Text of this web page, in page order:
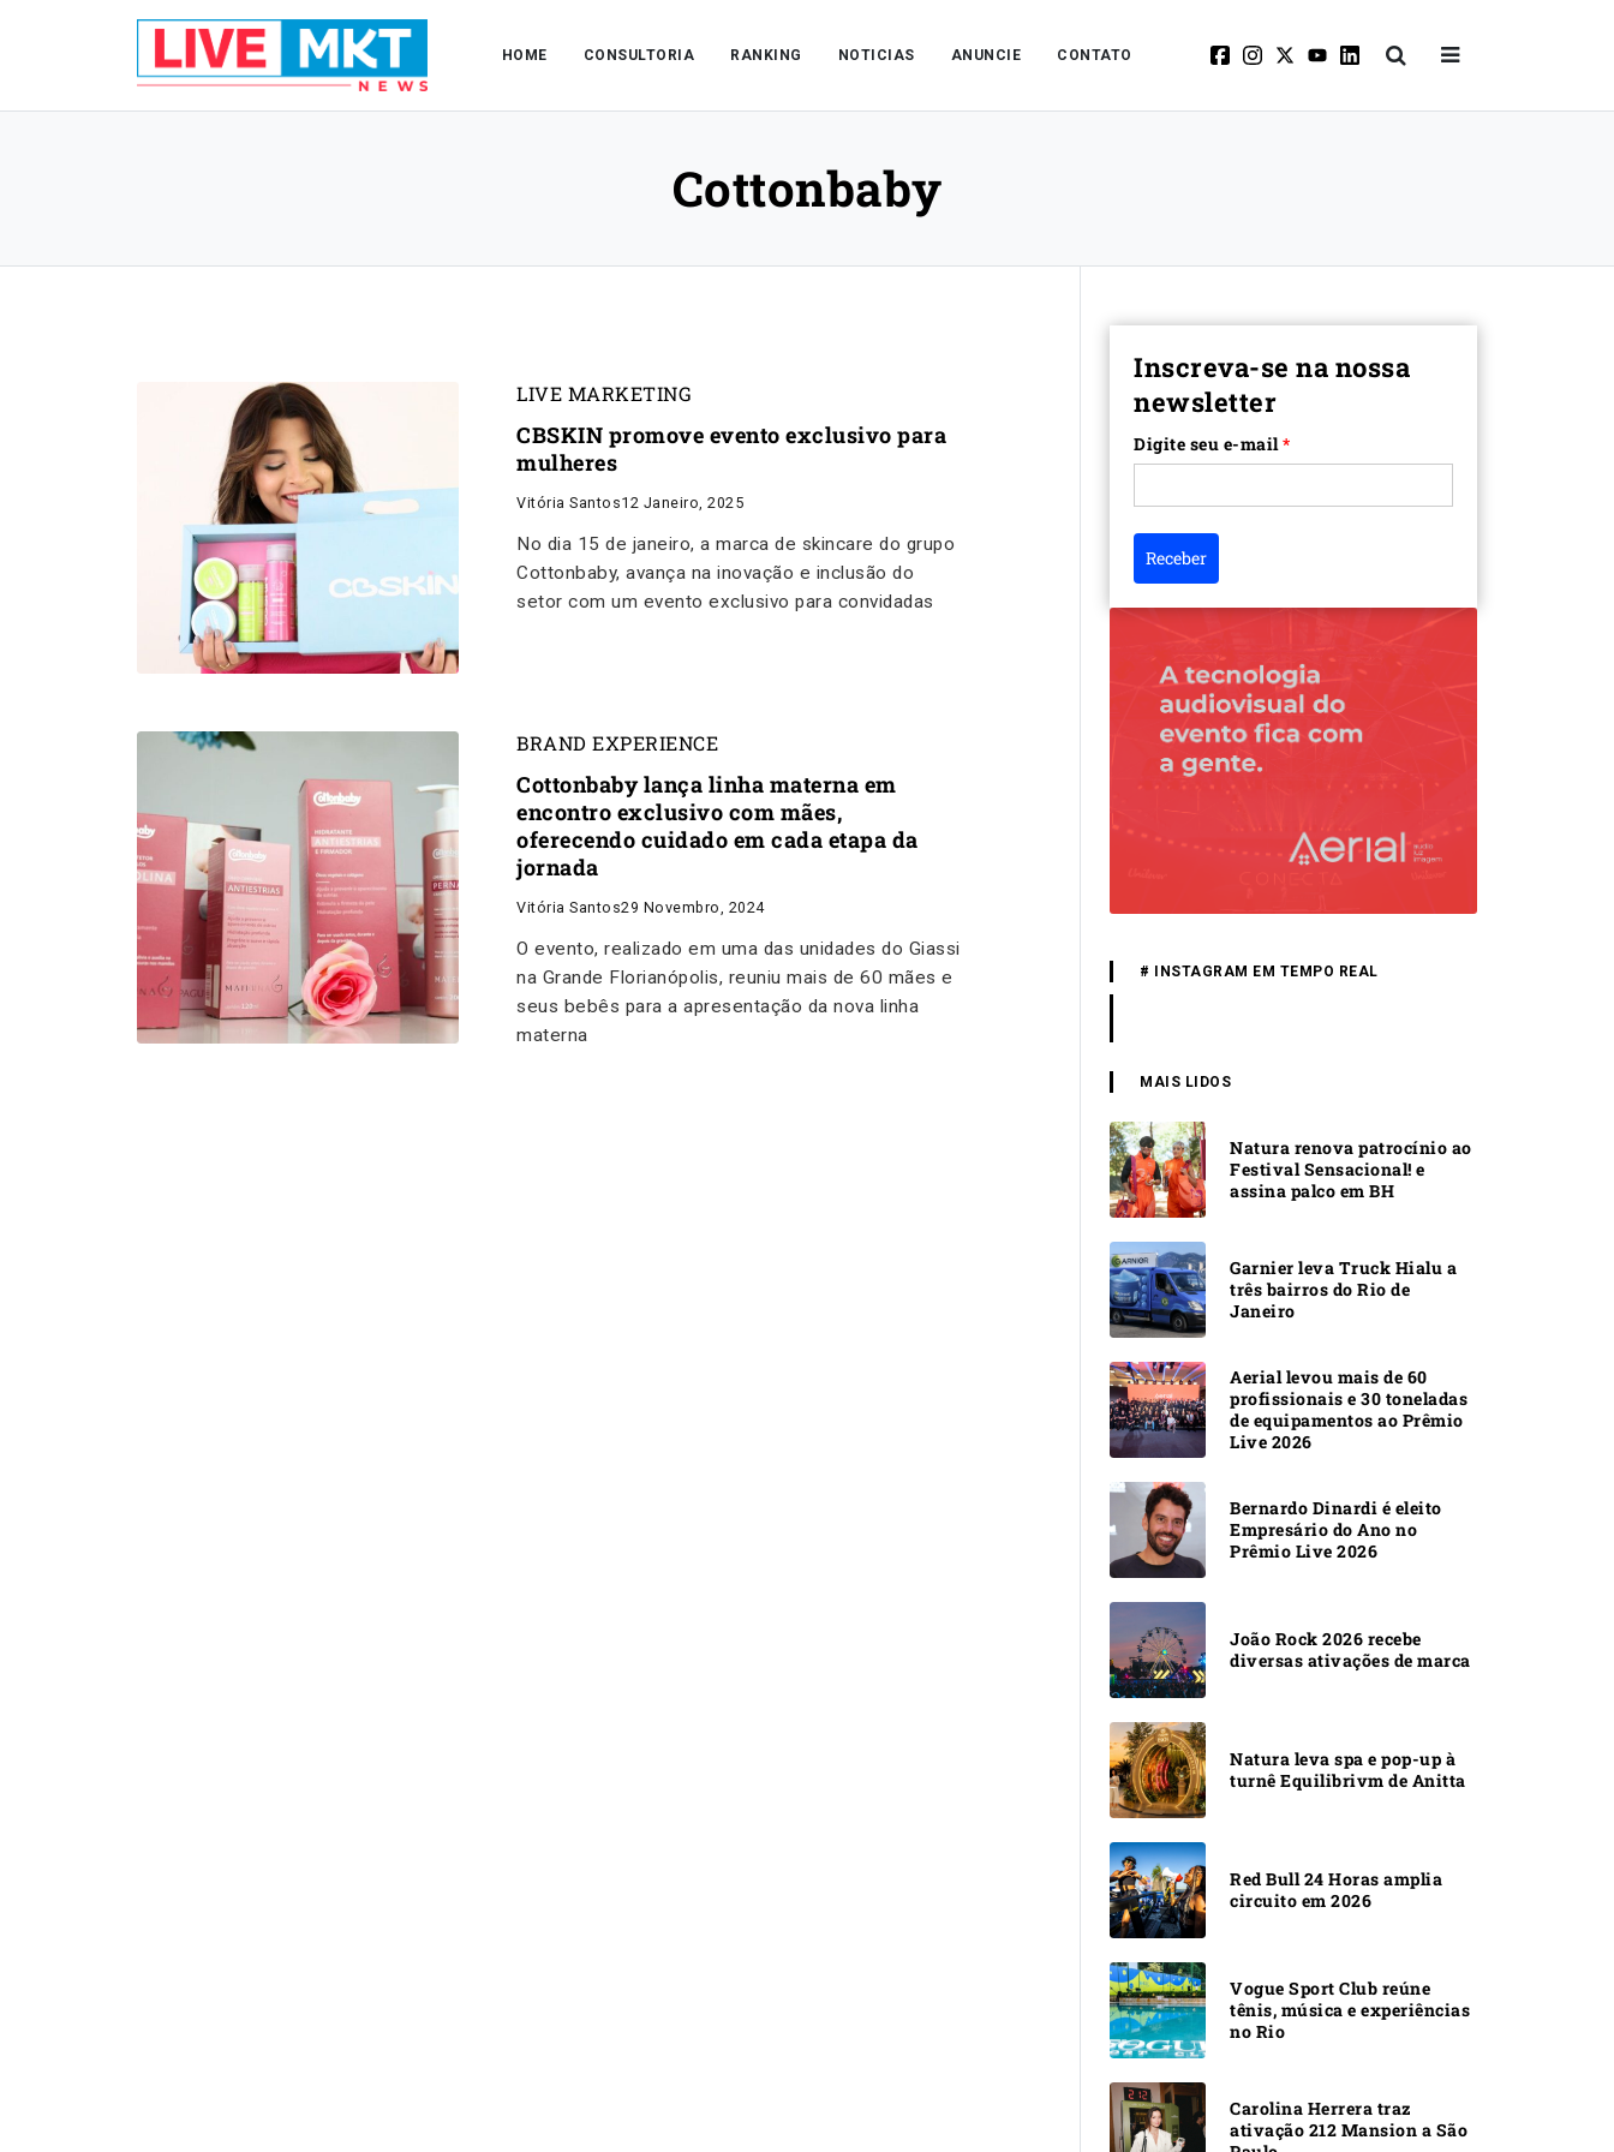
HOME CONSULTORIA RANKING NOTICIAS ANUNCIE CONTATO
Cottonbaby
LIVE MARKETING
CBSKIN promove evento exclusivo para
mulheres
Vitória Santos12 Janeiro, 2025
No dia 15 de janeiro, a marca de skincare do grupo
Cottonbaby, avança na inovação e inclusão do
setor com um evento exclusivo para convidadas
BRAND EXPERIENCE
Cottonbaby lança linha materna em
encontro exclusivo com mães,
oferecendo cuidado em cada etapa da
jornada
Vitória Santos29 Novembro, 2024
O evento, realizado em uma das unidades do Giassi
na Grande Florianópolis, reuniu mais de 60 mães e
seus bebês para a apresentação da nova linha
materna
Inscreva-se na nossa
newsletter
Digite seu e-mail*
Receber
# INSTAGRAM EM TEMPO REAL
MAIS LIDOS
Natura renova patrocínio ao
Festival Sensacional! e
assina palco em BH
Garnier leva Truck Hialu a
três bairros do Rio de
Janeiro
Aerial levou mais de 60
profissionais e 30 toneladas
de equipamentos ao Prêmio
Live 2026
Bernardo Dinardi é eleito
Empresário do Ano no
Prêmio Live 2026
João Rock 2026 recebe
diversas ativações de marca
Natura leva spa e pop-up à
turnê Equilibrivm de Anitta
Red Bull 24 Horas amplia
circuito em 2026
Vogue Sport Club reúne
tênis, música e experiências
no Rio
Carolina Herrera traz
ativação 212 Mansion a São